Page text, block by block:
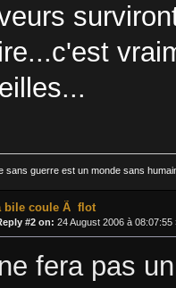
sans guerre est un monde sans
bile coule Ã flot
#2 on: 24 August 2006 à 08:07:55
fera pas